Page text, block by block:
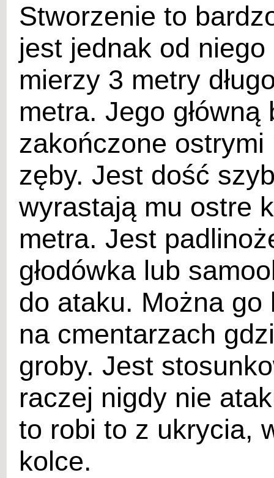
Stworzenie to
jest jednak od
mierzy 3 metry
metra. Jego
zakończone
zęby. Jest dość
wyrastają mu ostre
metra. Jest
głodówka lub
do ataku. Można
na cmentarzach
groby. Jest
raczej nigdy nie
to robi to z ukrycia,
kolce.